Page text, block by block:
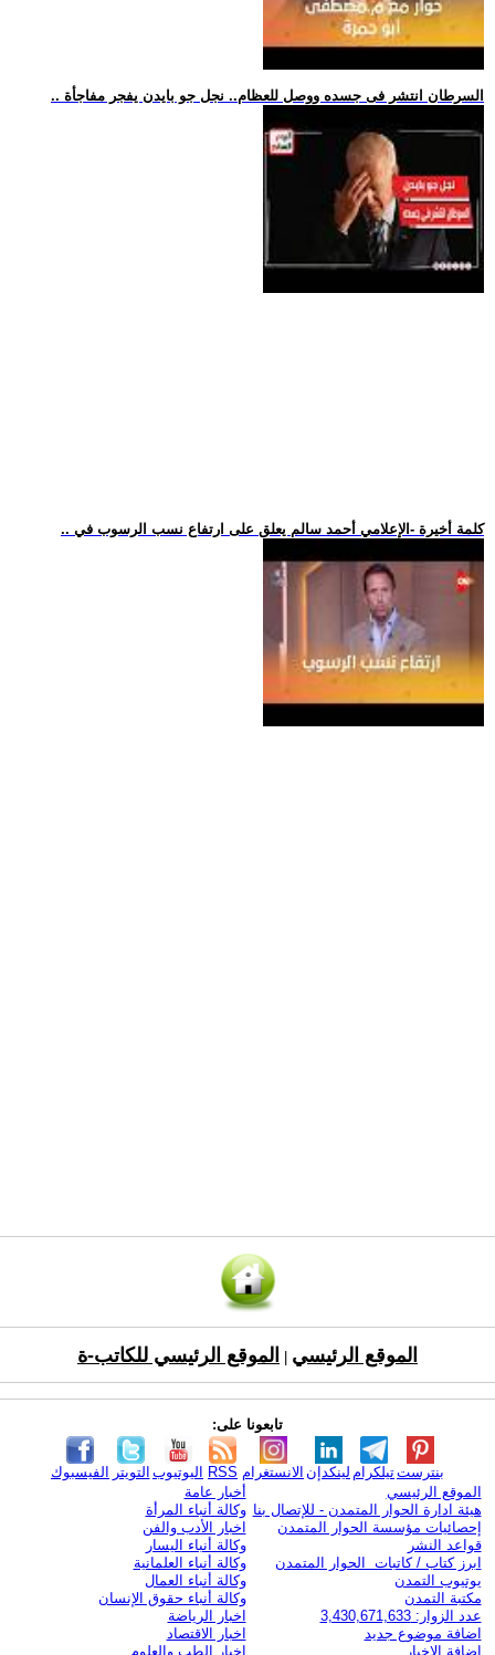
.. السرطان انتشر فى جسده ووصل للعظام.. نجل جو بايدن يفجر مفاجأة
.. كلمة أخيرة -الإعلامي أحمد سالم يعلق على ارتفاع نسب الرسوب في
الموقع الرئيسي الموقع الرئيسي للكاتب-ة
تابعونا على:
الفيسبوك التويتر اليوتيوب RSS الانستغرام لينكدإن تيلكرامبنترست
الموقع الرئيسي
هيئة ادارة الحوار المتمدن - للإتصال بنا
إحصائيات مؤسسة الحوار المتمدن
قواعد النشر
ابرز كتاب / كاتبات الحوار المتمدن
يوتيوب التمدن
مكتبة التمدن
عدد الزوار: 3,430,671,633
اضافة موضوع جديد
اضافة الاخبار
أخبار عامة
وكالة أنباء المرأة
اخبار الأدب والفن
وكالة أنباء اليسار
وكالة أنباء العلمانية
وكالة أنباء العمال
وكالة أنباء حقوق الإنسان
اخبار الرياضة
اخبار الاقتصاد
اخبار الطب والعلوم